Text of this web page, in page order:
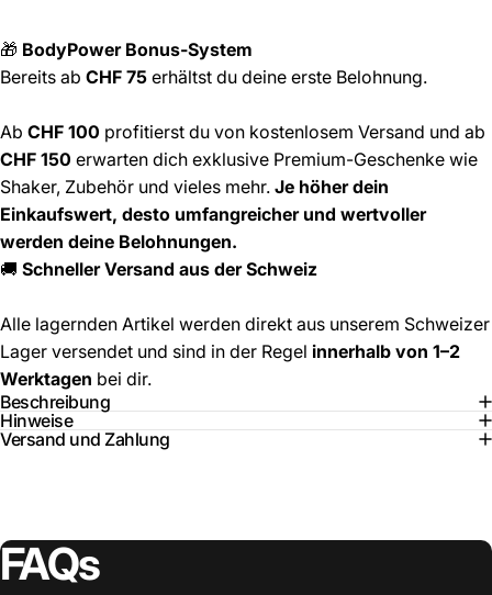
🎁 BodyPower Bonus-System
Bereits ab CHF 75 erhältst du deine erste Belohnung.
Ab CHF 100 profitierst du von kostenlosem Versand und ab
CHF 150 erwarten dich exklusive Premium-Geschenke wie
Shaker, Zubehör und vieles mehr. Je höher dein
Einkaufswert, desto umfangreicher und wertvoller
werden deine Belohnungen.
🚚 Schneller Versand aus der Schweiz
Alle lagernden Artikel werden direkt aus unserem Schweizer
Lager versendet und sind in der Regel innerhalb von 1–2
Werktagen bei dir.
Beschreibung
Hinweise
Versand und Zahlung
FAQs